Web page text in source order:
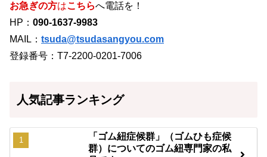
お急ぎの方はこちらへ電話を！
HP： 090-1637-9983
MAIL： tsuda@tsudasangyou.com
登録番号：T7-2200-0201-7006
人気記事ランキング
「ゴム紐症候群」（ゴムひも症候
群）についてのゴム紐専門家の私